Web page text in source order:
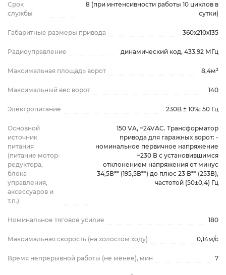
Срок
службы
8 (при интенсивности работы 10 циклов в
сутки)
Габаритные размеры привода 360х210х135
Радиоуправление динамический код, 433.92 МГц
Максимальная площадь ворот 8,4м²
Максимальный вес ворот 140
Электропитание 230B ± 10%; 50 Гц
Основной
источник
питания
(питание мотор-
редуктора,
блока
управления,
аксессуаров и
т.п.)
150 VA, ~24VAC. Трансформатор
привода для гаражных ворот: -
номинальное первичное напряжение
~230 В с установившимся
отклонением напряжения от минус
34,5В** (195,5В**) до плюс 23 В** (253В),
частотой (50±0,4) Гц
Номинальное тяговое усилие 180
Максимальная скорость (на холостом ходу) 0,14м/с
Время непрерывной работы (не менее), мин 7